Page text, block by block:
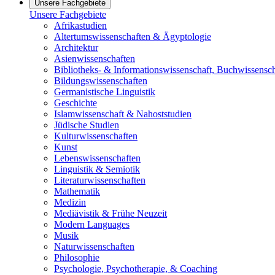
Unsere Fachgebiete
Unsere Fachgebiete
Afrikastudien
Altertumswissenschaften & Ägyptologie
Architektur
Asienwissenschaften
Bibliotheks- & Informationswissenschaft,
Bildungswissenschaften
Germanistische Linguistik
Geschichte
Islamwissenschaft & Nahoststudien
Jüdische Studien
Kulturwissenschaften
Kunst
Lebenswissenschaften
Linguistik & Semiotik
Literaturwissenschaften
Mathematik
Medizin
Mediävistik & Frühe Neuzeit
Modern Languages
Musik
Naturwissenschaften
Philosophie
Psychologie, Psychotherapie, & Coaching